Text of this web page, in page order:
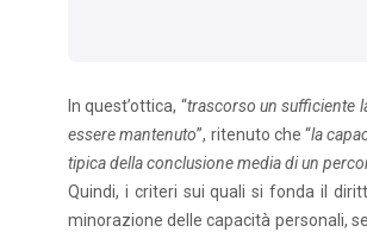
In quest’ottica, “trascorso un sufficiente
essere mantenuto”, ritenuto che “la
tipica della conclusione media di un
Quindi, i criteri sui quali si fonda il
minorazione delle capacità personali,